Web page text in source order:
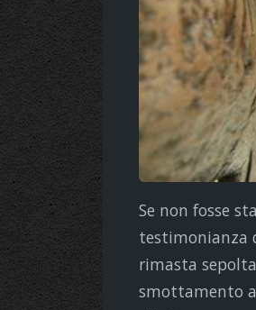
Se non fosse
testimonianza
rimasta
smottamento